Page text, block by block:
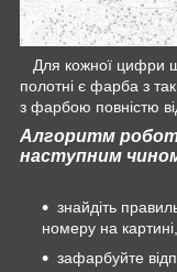
Для кожної цифри
полотні є фарба з
з фарбою повністю
Алгоритм
наступним
знайдіть
номеру на
зафарбуйте